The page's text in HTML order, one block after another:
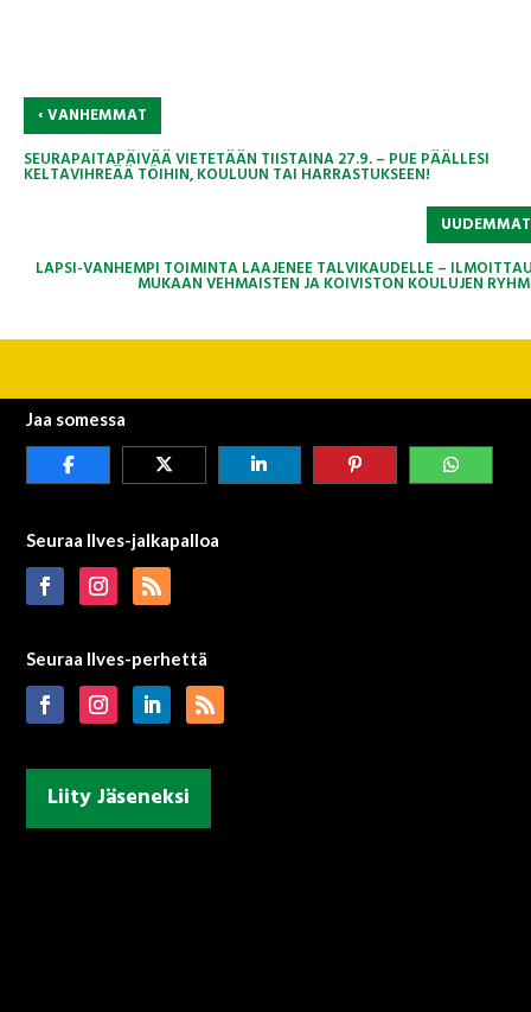
‹VANHEMMAT
SEURAPAITAPÄIVÄÄ VIETETÄÄN TIISTAINA 27.9. – PUE PÄÄLLESI
KELTAVIHREÄÄ TÖIHIN, KOULUUN TAI HARRASTUKSEEN!
LAPSI-VANHEMPI TOIMINTA LAAJENEE TALVIKAUDELLE –
MUKAAN VEHMAISTEN JA KOIVISTON KOULUJEN
Jaa somessa
Seuraa Ilves-jalkapalloa
Seuraa Ilves-perhettä
Liity Jäseneksi